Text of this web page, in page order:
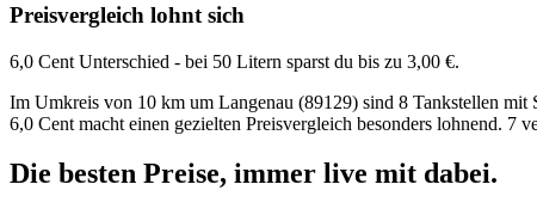
Preisvergleich lohnt sich
6,0 Cent Unterschied - bei 50 Litern sparst du bis zu 3,00 €.
Im Umkreis von 10 km um Langenau (89129) sind 8 Tankstellen
6,0 Cent macht einen gezielten Preisvergleich besonders lohnend. 7
Die besten Preise, immer live mit dabei.